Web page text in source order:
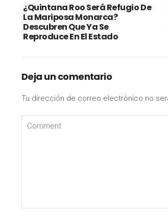
¿Quintana Roo Será Refugio De
La Mariposa Monarca?
Descubren Que Ya Se
Reproduce En El Estado
Deja un comentario
Tu dirección de correo electrónico no